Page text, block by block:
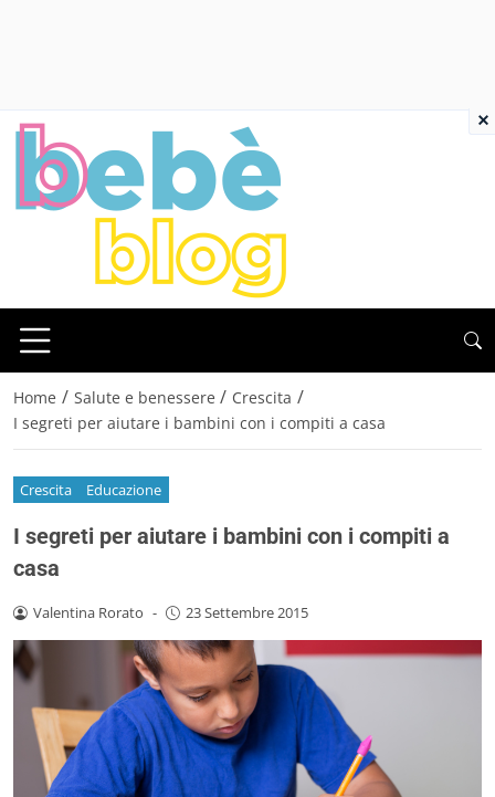
Home / Salute e benessere / Crescita /
I segreti per aiutare i bambini con i compiti a casa
Crescita Educazione
I segreti per aiutare i bambini con i compiti a
casa
Valentina Rorato - 23 Settembre 2015
×